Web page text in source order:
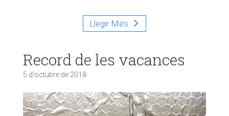
Llegir Més
Record de les vacances
5 d'octubre de 2018